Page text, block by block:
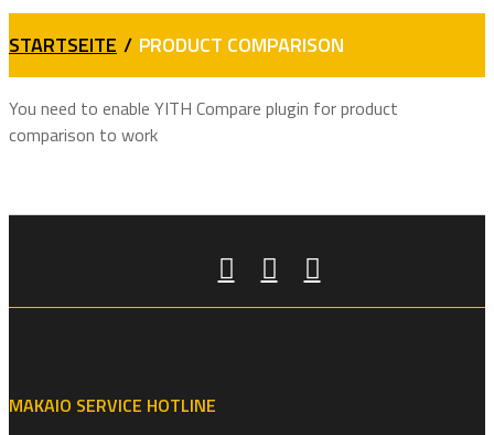
STARTSEITE / PRODUCT COMPARISON
You need to enable YITH Compare plugin for product
comparison to work
MAKAIO SERVICE HOTLINE